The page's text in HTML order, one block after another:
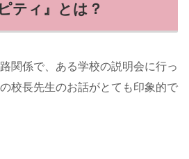
ティ』とは？
関係で、ある学校の説明会に行っ
校長先生のお話がとても印象的で